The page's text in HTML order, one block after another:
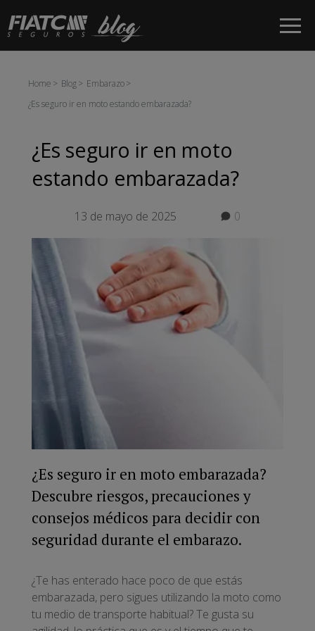
Saltar al contenido principal
Home Blog
Embarazo
¿Es seguro ir en moto estando embarazada?
¿Es seguro ir en moto
estando embarazada?
13 de mayo de 2025 0
¿Es seguro ir en moto embarazada?
Descubre riesgos, precauciones y
consejos médicos para decidir con
seguridad durante el embarazo.
¿Te has enterado hace poco de que estás
embarazada, pero sigues utilizando la moto como
tu medio de transporte habitual? Te gusta su